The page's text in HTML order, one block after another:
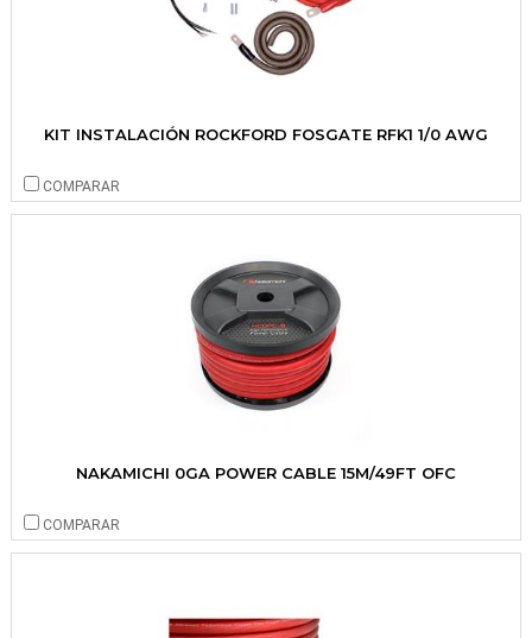
KIT INSTALACIÓN ROCKFORD FOSGATE RFK1 1/0 AWG
COMPARAR
NAKAMICHI 0GA POWER CABLE 15M/49FT OFC
COMPARAR